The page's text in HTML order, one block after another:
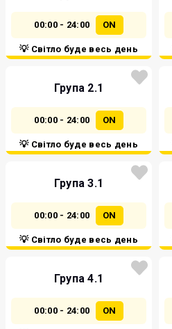
00:00 - 24:00 ON
💡 Світло буде весь день
Група 2.1
00:00 - 24:00 ON
💡 Світло буде весь день
Група 3.1
00:00 - 24:00 ON
💡 Світло буде весь день
Група 4.1
00:00 - 24:00 ON